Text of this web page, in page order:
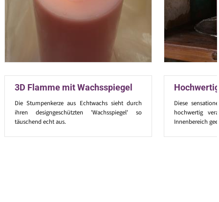
3D Flamme mit Wachsspiegel
Die Stumpenkerze aus Echtwachs sieht durch
ihren designgeschützten 'Wachsspiegel' so
täuschend echt aus.
Diese
hochwertig
Innenbereich